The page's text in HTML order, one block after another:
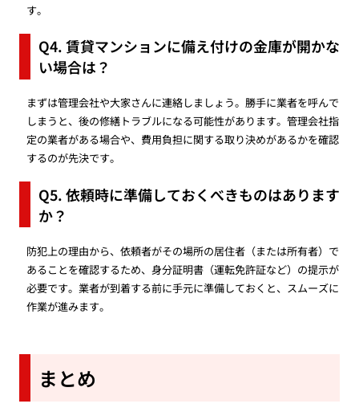
す。
Q4. 賃貸マンションに備え付けの金庫が開かな
い場合は？
まずは管理会社や大家さんに連絡しましょう。勝手に業者を呼んで
しまうと、後の修繕トラブルになる可能性があります。管理会社指
定の業者がある場合や、費用負担に関する取り決めがあるかを確認
するのが先決です。
Q5. 依頼時に準備しておくべきものはあります
か？
防犯上の理由から、依頼者がその場所の居住者（または所有者）で
あることを確認するため、身分証明書（運転免許証など）の提示が
必要です。業者が到着する前に手元に準備しておくと、スムーズに
作業が進みます。
まとめ